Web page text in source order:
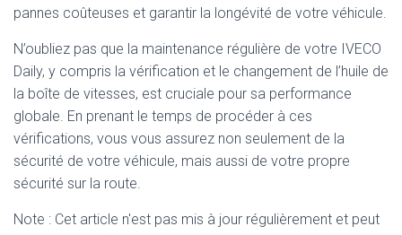
pannes coûteuses et garantir la longévité de votre véhicule.
N’oubliez pas que la maintenance régulière de votre IVECO
Daily, y compris la vérification et le changement de l’huile de
la boîte de vitesses, est cruciale pour sa performance
globale. En prenant le temps de procéder à ces
vérifications, vous vous assurez non seulement de la
sécurité de votre véhicule, mais aussi de votre propre
sécurité sur la route.
Note : Cet article n'est pas mis à jour régulièrement et peut